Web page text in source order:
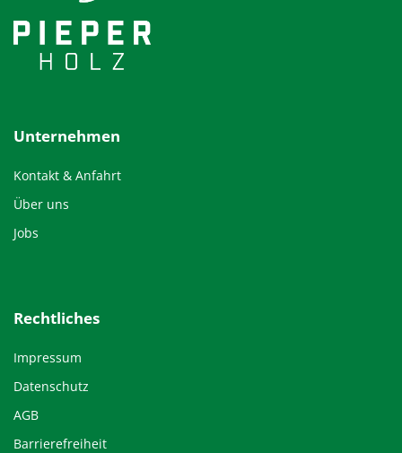
Unternehmen
Kontakt & Anfahrt
Über uns
Jobs
Rechtliches
Impressum
Datenschutz
AGB
Barrierefreiheit